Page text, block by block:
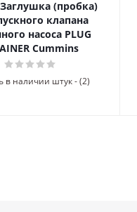
Заглушка (пробка)
клапана
насоса PLUG
Cummins
в наличии штук - (2)